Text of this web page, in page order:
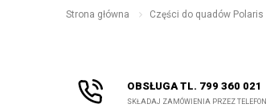
Strona główna Części do quadów Polaris
OBSŁUGA TL. 799 360 021
SKŁADAJ ZAMÓWIENIA PRZEZ TELEFON